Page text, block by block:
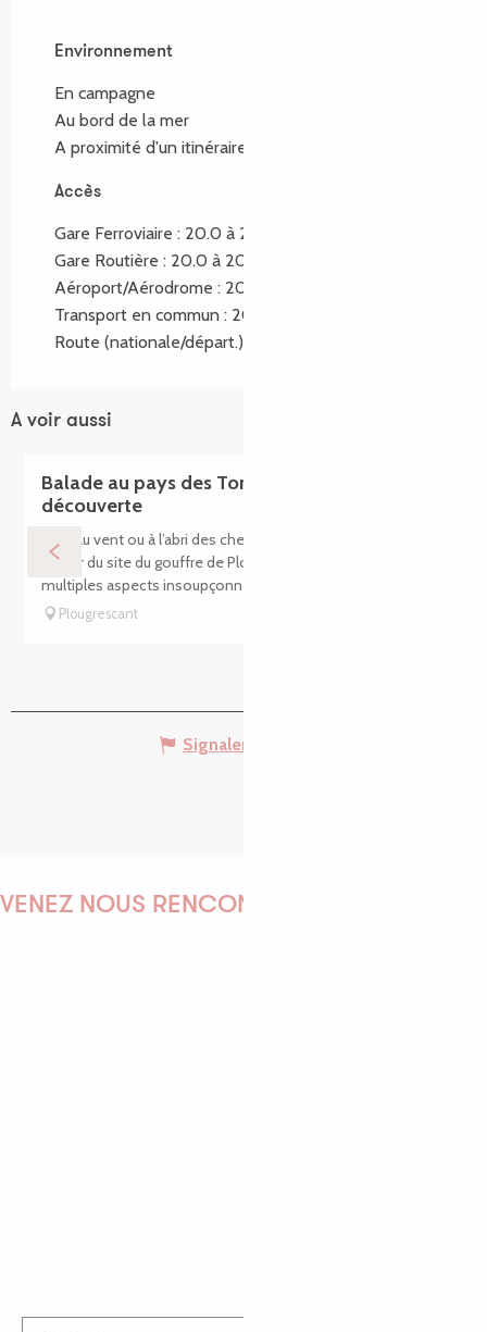
Environnement
Environnement
En campagne
Au bord de la mer
A proximité d'un itinéraire de randonnée :
Accès
Accès
Gare Ferroviaire : 20.0 à 20km
Gare Routière : 20.0 à 20km
Aéroport/Aérodrome : 20.0 à 20km
Transport en commun : 20.0 à 20km
Route (nationale/départ.) : 1.5 à 2km
A voir aussi
Balade au pays des Tors - Sentier de
découverte
Face au vent ou à l’abri des chemins creux, cette balade
autour du site du gouffre de Plougrescant aborde de
multiples aspects insoupçonnés : géologie, flore et faune,...
Plougrescant
Signaler une erreur
VENEZ NOUS RENCONTRER !